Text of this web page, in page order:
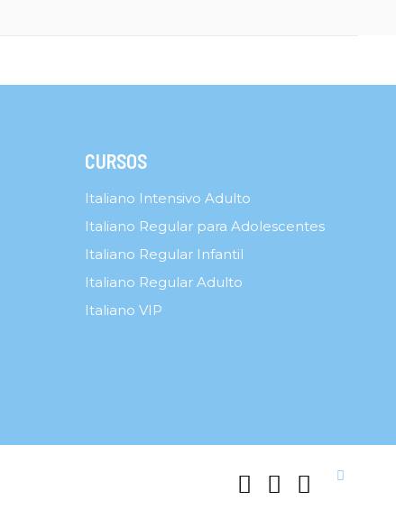
CURSOS
Italiano Intensivo Adulto
Italiano Regular para Adolescentes
Italiano Regular Infantil
Italiano Regular Adulto
Italiano VIP